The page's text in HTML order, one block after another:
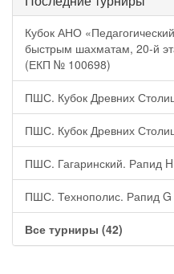
Кубок АНО
быстрым шахматам, 20-й
(ЕКП № 100698)
ПШС. Кубок Древних
ПШС. Кубок Древних
ПШС. Гагаринский. Рапид
ПШС. Технополис. Рапид G
Все турниры (42)